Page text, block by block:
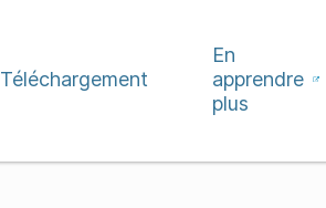
Téléchargement
En
apprendre
plus